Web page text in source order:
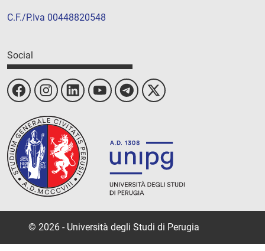
C.F./P.Iva 00448820548
Social
© 2026 - Università degli Studi di Perugia